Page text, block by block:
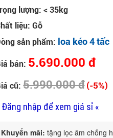
lượng: < 35kg
liệu: Gỗ
sản phẩm: loa kéo 4 tấc
bán: 5.690.000 đ
cũ:5.990.000 đ (-5%)
Đăng nhập để xem giá sỉ «
Khuyến mãi: tặng lọc âm chống